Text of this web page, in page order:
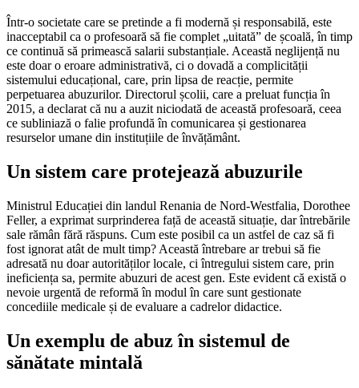
Într-o societate care se pretinde a fi modernă și responsabilă, este
inacceptabil ca o profesoară să fie complet „uitată” de școală, în timp
ce continuă să primească salarii substanțiale. Această neglijență nu
este doar o eroare administrativă, ci o dovadă a complicității
sistemului educațional, care, prin lipsa de reacție, permite
perpetuarea abuzurilor. Directorul școlii, care a preluat funcția în
2015, a declarat că nu a auzit niciodată de această profesoară, ceea
ce subliniază o falie profundă în comunicarea și gestionarea
resurselor umane din instituțiile de învățământ.
Un sistem care protejează abuzurile
Ministrul Educației din landul Renania de Nord-Westfalia, Dorothee
Feller, a exprimat surprinderea față de această situație, dar întrebările
sale rămân fără răspuns. Cum este posibil ca un astfel de caz să fi
fost ignorat atât de mult timp? Această întrebare ar trebui să fie
adresată nu doar autorităților locale, ci întregului sistem care, prin
ineficiența sa, permite abuzuri de acest gen. Este evident că există o
nevoie urgentă de reformă în modul în care sunt gestionate
concediile medicale și de evaluare a cadrelor didactice.
Un exemplu de abuz în sistemul de
sănătate mintală